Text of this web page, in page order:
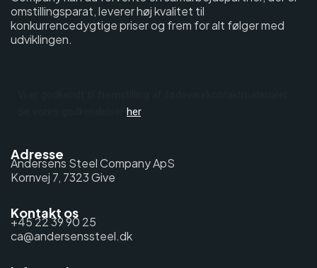
omstillingsparat, leverer høj kvalitet til
konkurrencedygtige priser og frem for alt følger med
udviklingen.
her.
Adresse
Andersens Steel Company ApS
Kornvej 7, 7323 Give
Kontakt os
+45 22 39 90 25
ca@andersenssteel.dk